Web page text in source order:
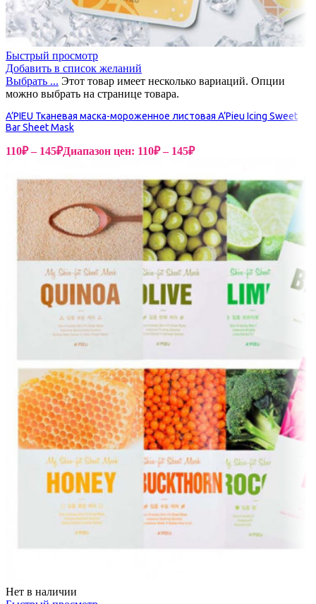
Быстрый просмотр
Добавить в список желаний
Выбрать ... Этот товар имеет несколько вариаций. Опции
можно выбрать на странице товара.
A’PIEU Тканевая маска-мороженное листовая A’Pieu Icing Sweet
Bar Sheet Mask
110₽ – 145₽Диапазон цен: 110₽ – 145₽
Нет в наличии